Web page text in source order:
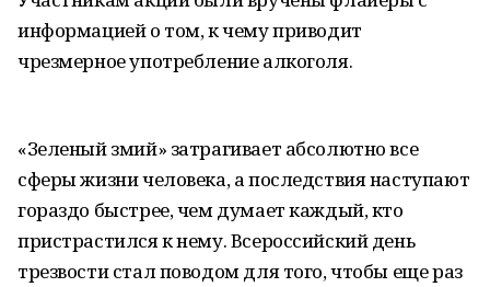
информацией о том, к чему приводит
чрезмерное употребление алкоголя.
«Зеленый змий» затрагивает абсолютно все
сферы жизни человека, а последствия наступают
гораздо быстрее, чем думает каждый, кто
пристрастился к нему. Всероссийский день
трезвости стал поводом для того, чтобы еще раз